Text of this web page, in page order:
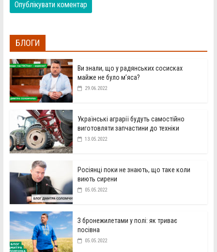
БЛОГИ
Ви знали, що у радянських сосисках
майже не було м’яса?
29.06.2022
Українські аграрії будуть самостійно
виготовляти запчастини до техніки
13.05.2022
Росіянці поки не знають, що таке коли
виють сирени
05.05.2022
З бронежилетами у полі: як триває
посівна
05.05.2022